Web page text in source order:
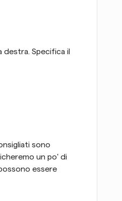
destra. Specifica il
sono
un po' di
essere